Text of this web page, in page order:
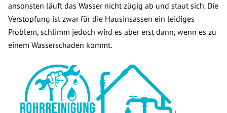
ansonsten läuft das Wasser nicht zügig ab und staut sich. Die
Verstopfung ist zwar für die Hausinsassen ein leidiges
Problem, schlimm jedoch wird es aber erst dann, wenn es zu
einem Wasserschaden kommt.